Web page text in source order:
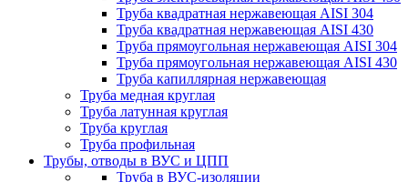
Труба квадратная нержавеющая AISI 304
Труба квадратная нержавеющая AISI 430
Труба прямоугольная нержавеющая AISI 304
Труба прямоугольная нержавеющая AISI 430
Труба капиллярная нержавеющая
Труба медная круглая
Труба латунная круглая
Труба круглая
Труба профильная
Трубы, отводы в ВУС и ЦПП
Труба в ВУС-изоляции